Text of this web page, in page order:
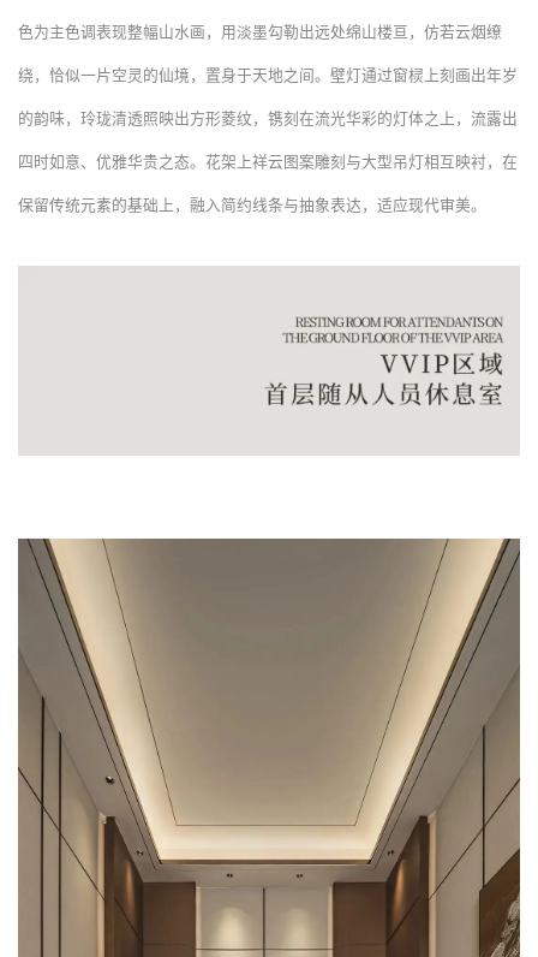
色为主色调表现整幅山水画，用淡墨勾勒出远处绵山楼亘，仿若云烟缭
绕，恰似一片空灵的仙境，置身于天地之间。壁灯通过窗棂上刻画出年岁
的韵味，玲珑清透照映出方形菱纹，镌刻在流光华彩的灯体之上，流露出
四时如意、优雅华贵之态。花架上祥云图案雕刻与大型吊灯相互映衬，在
保留传统元素的基础上，融入简约线条与抽象表达，适应现代审美。